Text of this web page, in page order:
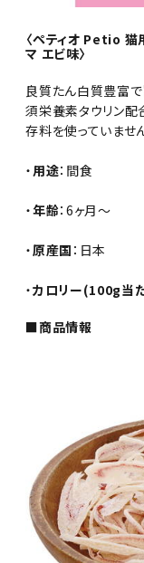
〈ペティオ Petio 猫
マ エビ味〉
良質たん白質豊富で
須栄養素タウリン配
存料を使っていませ
・ 用途：間食
・年齢：6ヶ月～
・原産国 ：日本
・カロリー(100g当
■商品情報